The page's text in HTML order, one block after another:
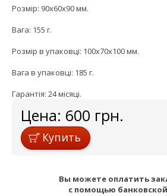
Розмір: 90x60x90 мм.
Вага: 155 г.
Розмір в упаковці: 100x70x100 мм.
Вага в упаковці: 185 г.
Гарантія: 24 місяці.
Цена: 600 грн.
Купить
Вы можете оплатить
с помощью